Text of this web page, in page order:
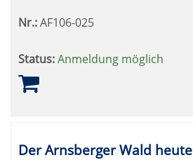
Nr.:AF106-025
Status:Anmeldung möglich
Der Arnsberger Wald heute